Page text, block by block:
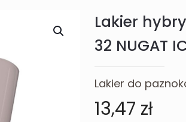
Lakier
32 NUGAT
Lakier do
13,47 zł